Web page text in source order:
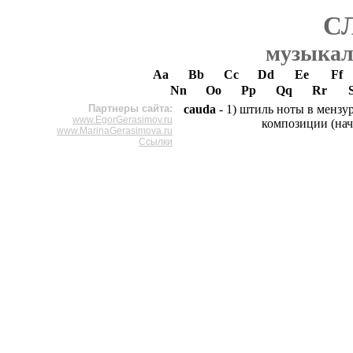
Aa Bb Cc Dd Ee
Ff
Nn
Oo Pp Qq Rr
Партнеры сайта:
www.EgorGerasimov.ru
www.MarinaGerasimova.ru
Ссылки
cauda - 1) штиль ноты в
композиции